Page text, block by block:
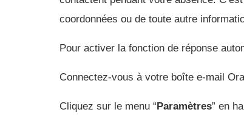
coordonnées ou de toute autre
Pour activer la fonction de réponse
Connectez-vous à votre boîte e-mail
Cliquez sur le menu “Paramètres” en